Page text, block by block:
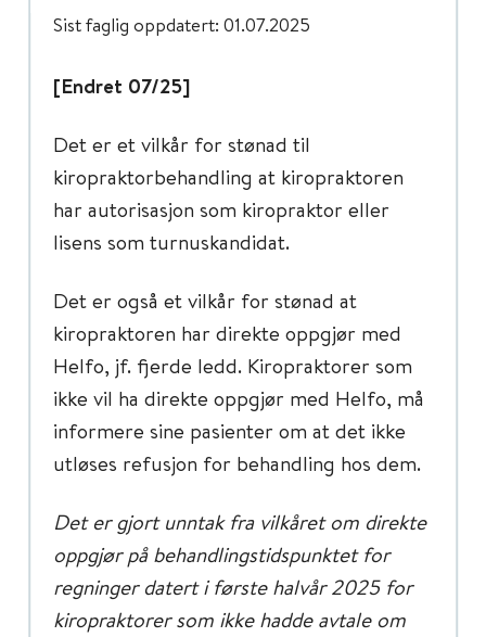
Sist faglig oppdatert: 01.07.2025
[Endret 07/25]
Det er et vilkår for stønad til
kiropraktorbehandling at kiropraktoren
har autorisasjon som kiropraktor eller
lisens som turnuskandidat.
Det er også et vilkår for stønad at
kiropraktoren har direkte oppgjør med
Helfo, jf. fjerde ledd. Kiropraktorer som
ikke vil ha direkte oppgjør med Helfo, må
informere sine pasienter om at det ikke
utløses refusjon for behandling hos dem.
Det er gjort unntak fra vilkåret om direkte
oppgjør på behandlingstidspunktet for
regninger datert i første halvår 2025 for
kiropraktorer som ikke hadde avtale om